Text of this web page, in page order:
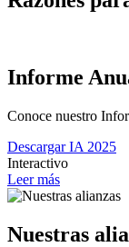
Informe
Conoce nuestro
Descargar IA 2025
Interactivo
Leer más
Nuestras